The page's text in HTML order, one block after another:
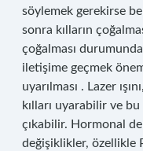
söylemek gerekirse
sonra kılların
çoğalması
iletişime geçmek
uyarılması . Lazer
kılları uyarabilir ve
çıkabilir. Hormonal
değişiklikler, özellikle